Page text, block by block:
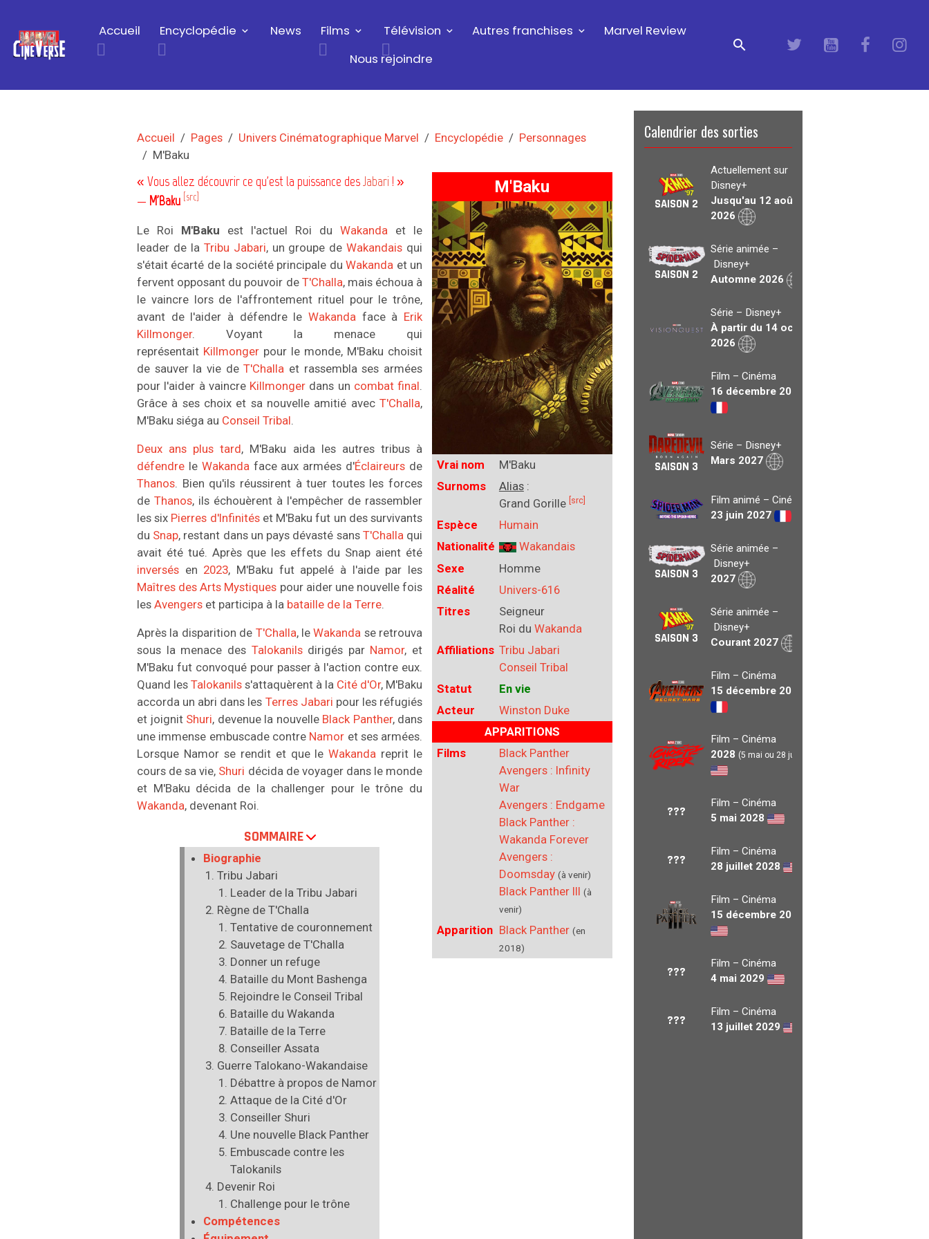
Accueil Encyclopédie News Films Télévision Autres franchises
Marvel Review
Nous rejoindre
Accueil Pages Univers Cinématographique Marvel Encyclopédie
Personnages
M'Baku
M'Baku
Vrai nom
M'Baku
Surnoms
Alias:
Grand Gorille [src]
Espèce
Humain
Nationalité
Wakandais
Sexe
Homme
Réalité
Univers-616
Titres
Seigneur
Roi du Wakanda
Affiliations Tribu Jabari
Conseil Tribal
Statut
En vie
Acteur
Winston Duke
APPARITIONS
Films
Black Panther
Avengers : Infinity
War
Avengers : Endgame
Black Panther :
Wakanda Forever
Avengers :
Doomsday (à venir)
Black Panther III (à
venir)
Apparition Black Panther (en
2018)
« Vous allez découvrir ce qu'est la puissance desJabari ! »
— M'Baku [src]
Le Roi M'Baku est l'actuel Roi duWakanda et le
leader de la Tribu Jabari, un groupe deWakandais qui
s'était écarté de la société principale duWakanda et un
fervent opposant du pouvoir de T'Challa, mais échoua à
le vaincre lors de l'affrontement rituel pour le trône,
avant de l'aider à défendre leWakanda face à Erik
Killmonger. Voyant la menace qui
représentait Killmonger pour le monde, M'Baku choisit
de sauver la vie deT'Challa et rassembla ses armées
pour l'aider à vaincre Killmonger dans un combat final.
Grâce à ses choix et sa nouvelle amitié avecT'Challa,
M'Baku siéga au Conseil Tribal.
Deux ans plus tard, M'Baku aida les autres tribus à
défendre le Wakandaface aux armées d'Éclaireurs de
Thanos. Bien qu'ils réussirent à tuer toutes les forces
deThanos, ils échouèrent à l'empêcher de rassembler
les six Pierres d'Infinitéset M'Baku fut un des survivants
du Snap, restant dans un pays dévasté sans T'Challaqui
avait été tué. Après que les effets du Snap aient été
inversés en 2023, M'Baku fut appelé à l'aide par les
Maîtres des Arts Mystiques pour aider une nouvelle fois
les Avengers et participa à la bataille de la Terre.
Après la disparition de T'Challa, leWakanda se retrouva
sous la menace des Talokanilsdirigés par Namor, et
M'Baku fut convoqué pour passer à l'action contre eux.
Quand lesTalokanils s'attaquèrent à la Cité d'Or, M'Baku
accorda un abri dans les Terres Jabari pour les réfugiés
et joignit Shuri, devenue la nouvelle Black Panther, dans
une immense embuscade contre Namor et ses armées.
Lorsque Namor se rendit et que leWakanda reprit le
cours de sa vie, Shuri décida de voyager dans le monde
et M'Baku décida de la challenger pour le trône du
Wakanda, devenant Roi.
SOMMAIRE
Biographie
Tribu Jabari
Leader de la Tribu Jabari
Règne de T'Challa
Tentative de couronnement
Sauvetage de T'Challa
Donner un refuge
Bataille du Mont Bashenga
Rejoindre le Conseil Tribal
Bataille du Wakanda
Bataille de la Terre
Conseiller Assata
Guerre Talokano-Wakandaise
Débattre à propos de Namor
Attaque de la Cité d'Or
Conseiller Shuri
Une nouvelle Black Panther
Embuscade contre les
Talokanils
Devenir Roi
Challenge pour le trône
Compétences
Calendrier des sorties
SAISON 2
Actuellement sur
Disney+
Jusqu'au 12 août
2026
SAISON 2
Série animée –
Disney+
Automne 2026
Série – Disney+
À partir du 14 oct.
2026
Film – Cinéma
16 décembre 2026
SAISON 3
Série – Disney+
Mars 2027
Film animé – Cinéma
23 juin 2027
SAISON 3
Série animée –
Disney+
2027
SAISON 3
Série animée –
Disney+
Courant 2027
Film – Cinéma
15 décembre 2027
Film – Cinéma
2028 (5 mai ou 28 juil.)
???
Film – Cinéma
5 mai 2028
???
Film – Cinéma
28 juillet 2028
Film – Cinéma
15 décembre 2028
???
Film – Cinéma
4 mai 2029
???
Film – Cinéma
13 juillet 2029